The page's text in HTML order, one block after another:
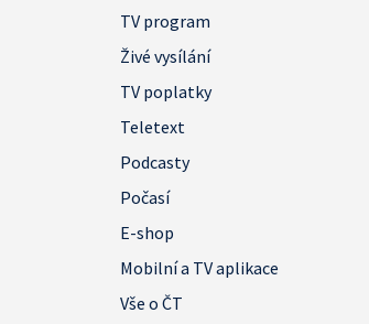
TV program
Živé vysílání
TV poplatky
Teletext
Podcasty
Počasí
E-shop
Mobilní a TV aplikace
Vše o ČT